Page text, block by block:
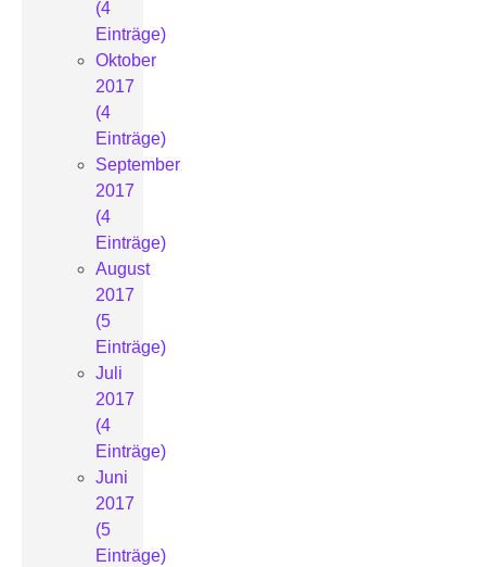
(4
Einträge)
Oktober
2017
(4
Einträge)
September
2017
(4
Einträge)
August
2017
(5
Einträge)
Juli
2017
(4
Einträge)
Juni
2017
(5
Einträge)